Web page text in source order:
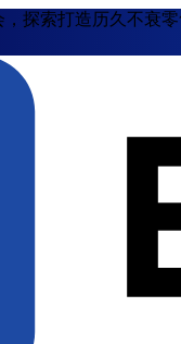
，探索打造历久不衰